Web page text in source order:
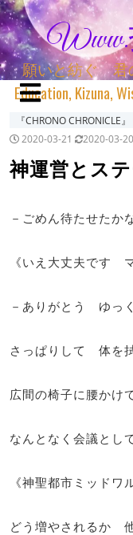
願いと紡ぐ 君の
Education,
『CHRONO CHRONICLE
2020-03-21
2020-03-20
神運営とス
－ごめん待たせた
《いえ大丈夫です
－ありがとう ゆっ
さっぱりして 体を
広間の椅子に腰かけ
なんとなく会議とし
《神聖都市ミッド
どう増やされるか